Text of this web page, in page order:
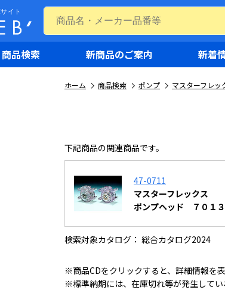
商品検索 新商品のご案内 新着
ホーム 商品検索 ポンプ マスターフレッ
下記商品の関連商品です。
47-0711
マスターフレックス
ポンプヘッド ７０１
検索対象カタログ： 総合カタログ2024
※商品CDをクリックすると、詳細情報を表
※標準納期には、在庫切れ等が発生してい